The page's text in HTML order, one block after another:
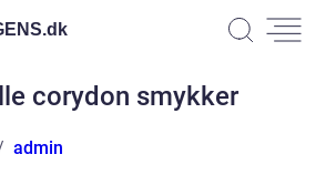
dk
corydon smykker
admin